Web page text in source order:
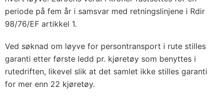
periode på fem år i samsvar med retningslinjene i Rdir
98/76/EF artikkel 1.
Ved søknad om løyve for persontransport i rute stilles
garanti etter første ledd pr. kjøretøy som benyttes i
rutedriften, likevel slik at det samlet ikke stilles garanti
for mer enn 22 kjøretøy.